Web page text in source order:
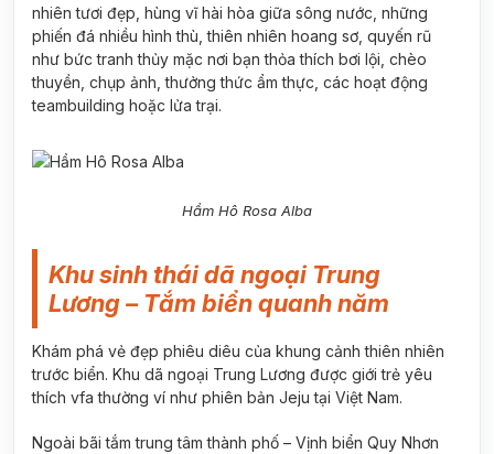
nhiên tươi đẹp, hùng vĩ hài hòa giữa sông nước, những
phiến đá nhiều hình thù, thiên nhiên hoang sơ, quyến rũ
như bức tranh thủy mặc nơi bạn thỏa thích bơi lội, chèo
thuyền, chụp ảnh, thưởng thức ẩm thực, các hoạt động
teambuilding hoặc lửa trại.
Hầm Hô Rosa Alba
Khu sinh thái dã ngoại Trung
Lương – Tắm biển quanh năm
Khám phá vẻ đẹp phiêu diêu của khung cảnh thiên nhiên
trước biển. Khu dã ngoại Trung Lương được giới trẻ yêu
thích vfa thường ví như phiên bản Jeju tại Việt Nam.
Ngoài bãi tắm trung tâm thành phố – Vịnh biển Quy Nhơn